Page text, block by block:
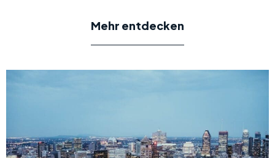
Mehr entdecken